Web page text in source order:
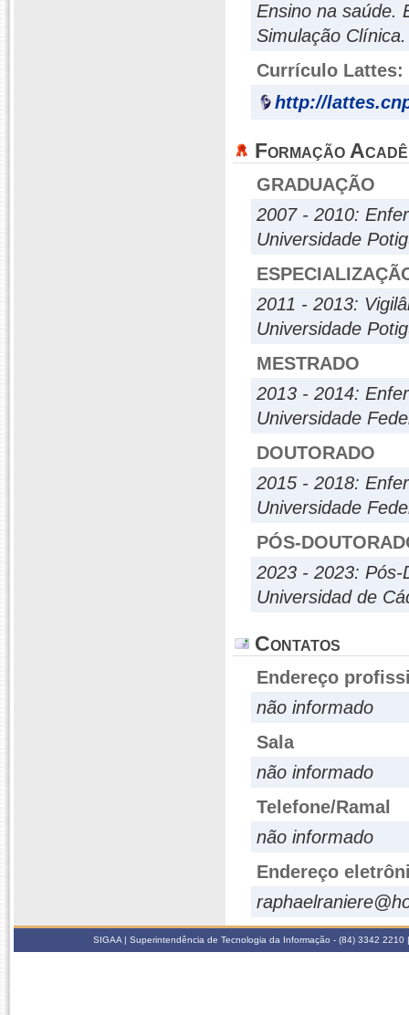
Ensino na saúde.
Simulação
Currículo Lattes:
http://
Formação
GRADUAÇÃO
2007 - 2010:
Universidade
2011 - 2013:
Universidade
MESTRADO
2013 - 2014:
Universidade
DOUTORADO
2015 - 2018:
Universidade
PÓS-
2023 - 2023: Pós-
Universidad de
Contatos
Endereço
não informado
Sala
não informado
Telefone/Ramal
não informado
Endereço
SIGAA | Superintendência de Tecnologia da Informação - (84) 3342